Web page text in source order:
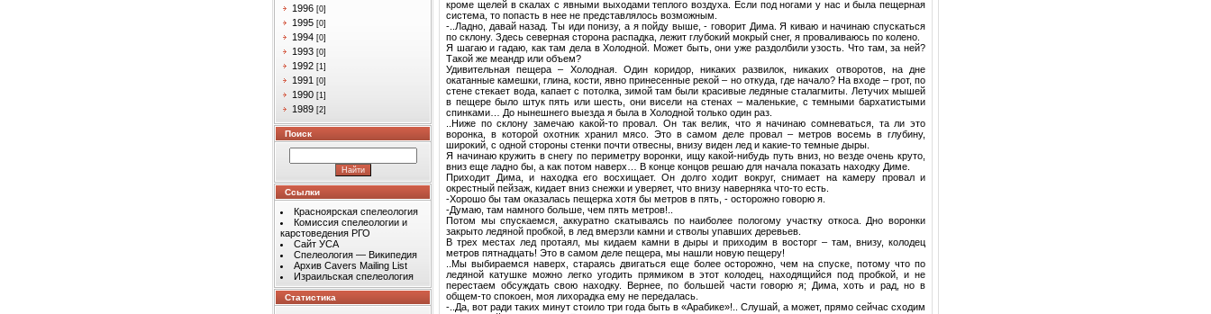
1996 [0]
1995 [0]
1994 [0]
1993 [0]
1992 [1]
1991 [0]
1990 [1]
1989 [2]
Поиск
Ссылки
Красноярская спелеология
Комиссия спелеологии и
карстоведения РГО
Сайт УСА
Спелеология — Википедия
Архив Cavers Mailing List
Израильская спелеология
Статистика
кроме щелей в скалах с явными выходами теплого воздуха. Если под ногами у нас и была пещерная
система, то попасть в нее не представлялось возможным.
-..Ладно, давай назад. Ты иди понизу, а я пойду выше, - говорит Дима. Я киваю и начинаю спускаться
по склону. Здесь северная сторона распадка, лежит глубокий мокрый снег, я проваливаюсь по колено.
Я шагаю и гадаю, как там дела в Холодной. Может быть, они уже раздолбили узость. Что там, за ней?
Такой же меандр или объем?
Удивительная пещера – Холодная. Один коридор, никаких развилок, никаких отворотов, на дне
окатанные камешки, глина, кости, явно принесенные рекой – но откуда, где начало? На входе – грот, по
стене стекает вода, капает с потолка, зимой там были красивые ледяные сталагмиты. Летучих мышей
в пещере было штук пять или шесть, они висели на стенах – маленькие, с темными бархатистыми
спинками… До нынешнего выезда я была в Холодной только один раз.
..Ниже по склону замечаю какой-то провал. Он так велик, что я начинаю сомневаться, та ли это
воронка, в которой охотник хранил мясо. Это в самом деле провал – метров восемь в глубину,
широкий, с одной стороны стенки почти отвесны, внизу виден лед и какие-то темные дыры.
Я начинаю кружить в снегу по периметру воронки, ищу какой-нибудь путь вниз, но везде очень круто,
вниз еще ладно бы, а как потом наверх… В конце концов решаю для начала показать находку Диме.
Приходит Дима, и находка его восхищает. Он долго ходит вокруг, снимает на камеру провал и
окрестный пейзаж, кидает вниз снежки и уверяет, что внизу наверняка что-то есть.
-Хорошо бы там оказалась пещерка хотя бы метров в пять, - осторожно говорю я.
-Думаю, там намного больше, чем пять метров!..
Потом мы спускаемся, аккуратно скатываясь по наиболее пологому участку откоса. Дно воронки
закрыто ледяной пробкой, в лед вмерзли камни и стволы упавших деревьев.
В трех местах лед протаял, мы кидаем камни в дыры и приходим в восторг – там, внизу, колодец
метров пятнадцать! Это в самом деле пещера, мы нашли новую пещеру!
..Мы выбираемся наверх, стараясь двигаться еще более осторожно, чем на спуске, потому что по
ледяной катушке можно легко угодить прямиком в этот колодец, находящийся под пробкой, и не
перестаем обсуждать свою находку. Вернее, по большей части говорю я; Дима, хоть и рад, но в
общем-то спокоен, моя лихорадка ему не передалась.
-..Да, вот ради таких минут стоило три года быть в «Арабике»!.. Слушай, а может, прямо сейчас сходим